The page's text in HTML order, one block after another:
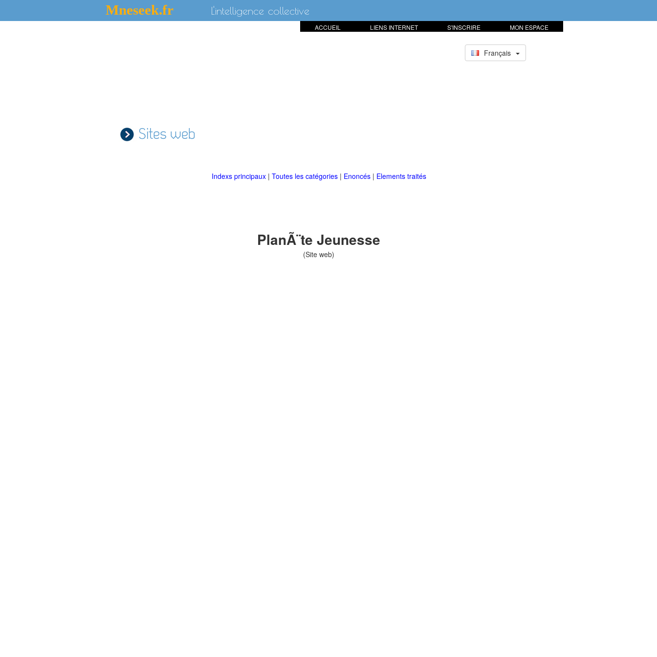
Mneseek.fr L'intelligence collective
MON ESPACE
S'INSCRIRE
LIENS INTERNET
ACCUEIL
Français
Sites web
Indexs principaux | Toutes les catégories | Enoncés | Elements traités
PlanÃ¨te Jeunesse
(Site web)